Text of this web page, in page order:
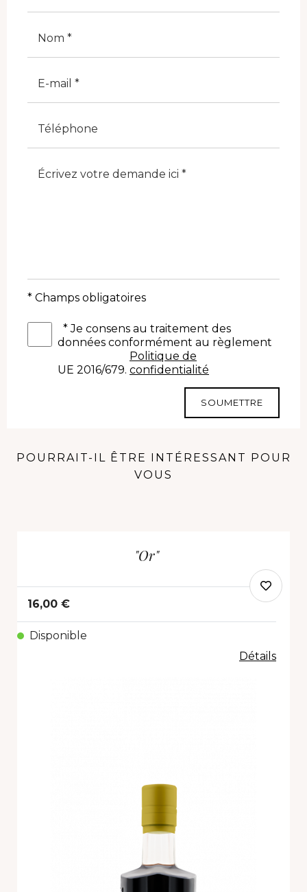
* Champs obligatoires
*Je consens au traitement des
données conformément au règlement
UE 2016/679.
Politique de
confidentialité
SOUMETTRE
POURRAIT-IL ÊTRE INTÉRESSANT POUR
VOUS
"Or"
16,00 €
Disponible
Détails